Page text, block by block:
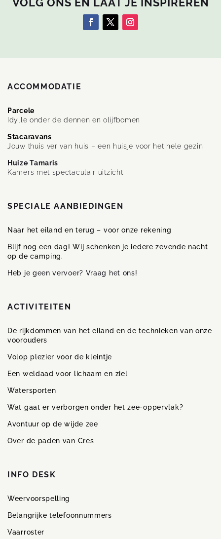
ACCOMMODATIE
Parcele
Idylle onder de dennen en olijfbomen
Stacaravans
Jouw thuis ver van huis – een huisje voor het hele gezin
Huize Tamaris
Kamers met spectaculair uitzicht
SPECIALE AANBIEDINGEN
Naar het eiland en terug – voor onze rekening
Blijf nog een dag! Wij schenken je iedere zevende nacht
op de camping.
Heb je geen vervoer? Vraag het ons!
ACTIVITEITEN
De rijkdommen van het eiland en de technieken van onze
voorouders
Volop plezier voor de kleintje
Een weldaad voor lichaam en ziel
Watersporten
Wat gaat er verborgen onder het zee-oppervlak?
Avontuur op de wijde zee
Over de paden van Cres
INFO DESK
Weervoorspelling
Belangrijke telefoonnummers
Vaarroster